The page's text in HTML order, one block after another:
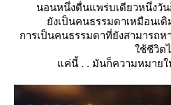
นอนหนึ่งตื่นแพร่บเดียวหนึ่งวั
งเป็นคนธรรมดาเหมือนเดิ
การเป็นคนธรรมดาที่ยังสามารถ
ช้ชีวิต
ค่นี้ . . มันก็ความหมายใ